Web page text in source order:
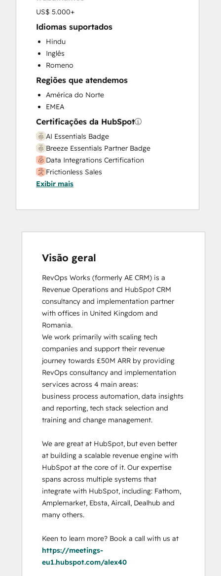
Programmable Automation
Sales and Marketing Alignment
Sales Coaching and Training
Sales Enablement
Sales Hub Enterprise Onboarding
Service Hub Enterprise Onboarding
Service Hub Professional Onboarding
US$ 5.000+
Idiomas suportados
Hindu
Inglês
Romeno
Regiões que atendemos
América do Norte
EMEA
Certificações da HubSpot
AI Essentials Badge
Breeze Essentials Partner Badge
Data Integrations Certification
Frictionless Sales
HubSpot Sales Hub Software
HubSpot Solutions Partner
Inbound Sales
Service Hub Software
Exibir mais
Visão geral
RevOps Works (formerly AE CRM) is a
Revenue Operations and HubSpot CRM
consultancy and implementation partner
with offices in United Kingdom and
Romania.
We work primarily with scaling tech
companies and support their revenue
journey towards £50M ARR by providing
RevOps consultancy and implementation
services across 4 main areas:
business process automation, data insights
and reporting, tech stack selection and
training and change management.
We are great at HubSpot, but even better
at building a scalable revenue engine with
HubSpot at the core of it. Our expertise
spans across multiple systems that
integrate with HubSpot, including: Fathom,
Amplemarket, Ebsta, Aircall, Dealhub and
many others.
https://meetings-
eu1.hubspot.com/alex40